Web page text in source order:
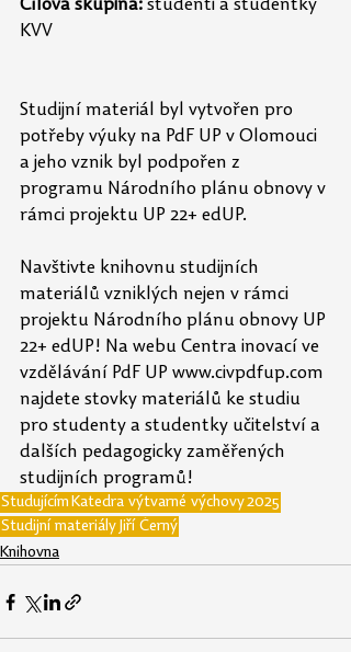
Cílová skupina: studenti a studentky
KVV
Studijní materiál byl vytvořen pro
potřeby výuky na PdF UP v Olomouci
a jeho vznik byl podpořen z
programu Národního plánu obnovy v
rámci projektu UP 22+ edUP.
Navštivte knihovnu studijních
materiálů vzniklých nejen v rámci
projektu Národního plánu obnovy UP
22+ edUP! Na webu Centra inovací ve
vzdělávání PdF UP www.civpdfup.com
najdete stovky materiálů ke studiu
pro studenty a studentky učitelství a
dalších pedagogicky zaměřených
studijních programů!
Studujícím Katedra výtvarné výchovy2025
Studijní materiály Jiří Černý
Knihovna